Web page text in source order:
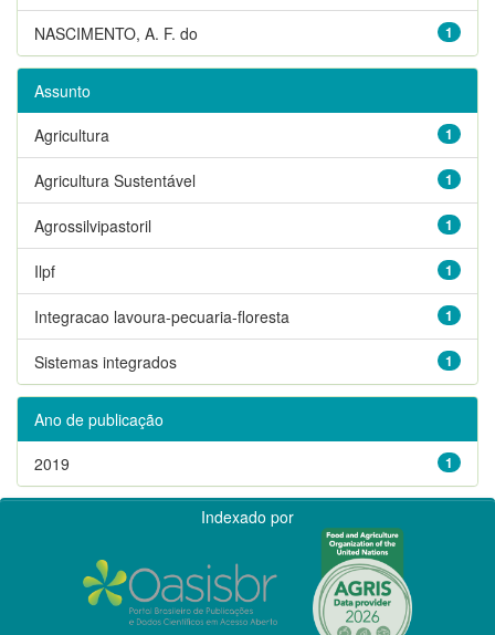
1
NASCIMENTO, A. F. do
Assunto
1
Agricultura
1
Agricultura Sustentável
1
Agrossilvipastoril
1
Ilpf
1
Integracao lavoura-pecuaria-floresta
1
Sistemas integrados
Ano de publicação
1
2019
Indexado por